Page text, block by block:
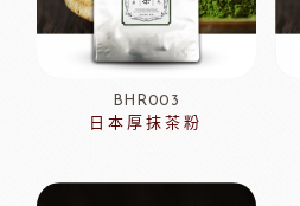
BHR003
日本厚抹茶粉